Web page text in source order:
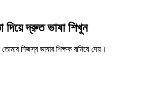
দিয়ে দ্রুত ভাষা শিখুন
নিজস্ব ভাষার শিক্ষক বানিয়ে দেয়।